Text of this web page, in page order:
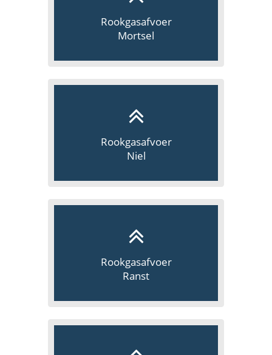
Rookgasafvoer
Mortsel
Rookgasafvoer
Niel
Rookgasafvoer
Ranst